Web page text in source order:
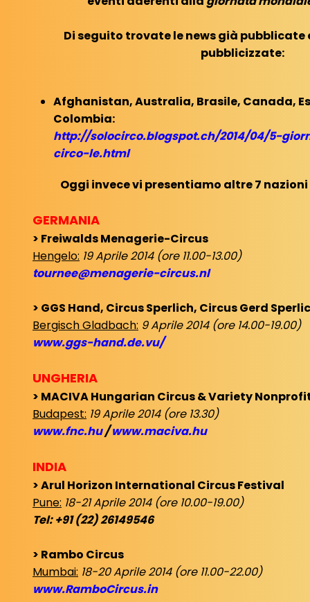
Di seguito trovate le news già pubblicate
pubblicizzate:
Afghanistan, Australia, Brasile, Canada,
Colombia:
http://solocirco.blogspot.ch/2014/04/5-
circo-le.html
Oggi invece vi presentiamo altre 7
GERMANIA
> Freiwalds Menagerie-Circus
Hengelo: 19 Aprile 2014 (ore 11.00-13.00)
tournee@menagerie-circus.nl
> GGS Hand, Circus Sperlich, Circus Gerd
Bergisch Gladbach: 9 Aprile 2014 (ore 14.00-19.00)
www.ggs-hand.de.vu/
UNGHERIA
> MACIVA Hungarian Circus & Variety
Budapest: 19 Aprile 2014 (ore 13.30)
www.fnc.hu/www.maciva.hu
INDIA
> Arul Horizon International Circus Festival
Pune: 18-21 Aprile 2014 (ore 10.00-19.00)
Tel: +91 (22) 26149546
> Rambo Circus
Mumbai: 18-20 Aprile 2014 (ore 11.00-22.00)
www.RamboCircus.in